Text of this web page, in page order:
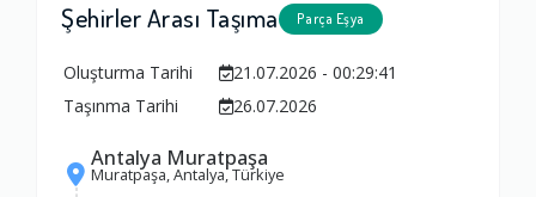
Şehirler Arası Taşıma Parça Eşya
Oluşturma Tarihi
21.07.2026 - 00:29:41
Taşınma Tarihi
26.07.2026
Antalya Muratpaşa
Muratpaşa, Antalya, Türkiye